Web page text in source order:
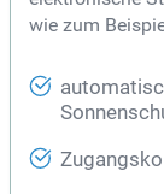
wie zum